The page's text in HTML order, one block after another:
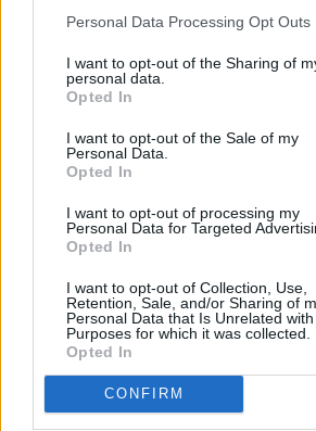
negar su consentimiento. Tenga en
de su consentimiento, pero usted tiene el
rechazar tal procesamiento. Sus
cualquier momento entrando de nuevo
visitando nuestra política de privacidad.
Personal Data Processing Opt Outs
I want to opt-out of the Sharing of
personal data.
Opted In
I want to opt-out of the Sale of my
Personal Data.
Opted In
I want to opt-out of processing my
Personal Data for Targeted
Opted In
I want to opt-out of Collection, Use,
Retention, Sale, and/or Sharing of
Personal Data that Is Unrelated
Purposes for which it was collected.
Opted In
CONFIRM